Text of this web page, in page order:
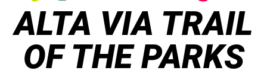
ALTA VIA TRAIL
OF THE PARKS